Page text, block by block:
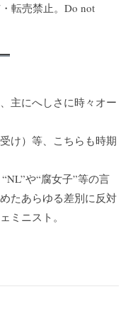
転売禁止。Do not
主にへしさに時々オー
け）等、こちらも時期
や“腐女子”等の言
たあらゆる差別に反対
ミニスト。